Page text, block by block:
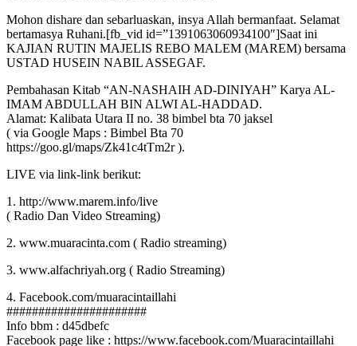
Mohon dishare dan sebarluaskan, insya Allah bermanfaat. Selamat
bertamasya Ruhani.[fb_vid id=”1391063060934100″]Saat ini
KAJIAN RUTIN MAJELIS REBO MALEM (MAREM) bersama
USTAD HUSEIN NABIL ASSEGAF.
Pembahasan Kitab “AN-NASHAIH AD-DINIYAH” Karya AL-
IMAM ABDULLAH BIN ALWI AL-HADDAD.
Alamat: Kalibata Utara II no. 38 bimbel bta 70 jaksel
( via Google Maps : Bimbel Bta 70
https://goo.gl/maps/Zk41c4tTm2r ).
LIVE via link-link berikut:
1. http://www.marem.info/live
( Radio Dan Video Streaming)
2. www.muaracinta.com ( Radio streaming)
3. www.alfachriyah.org ( Radio Streaming)
4. Facebook.com/muaracintaillahi
######################
Info bbm : d45dbefc
Facebook page like : https://www.facebook.com/Muaracintaillahi